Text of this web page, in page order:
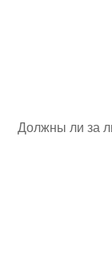
Должны ли за